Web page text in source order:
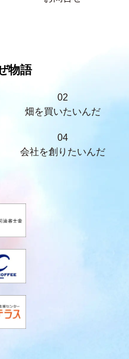
物語
02
畑を買いたいんだ
04
会社を創りたいんだ